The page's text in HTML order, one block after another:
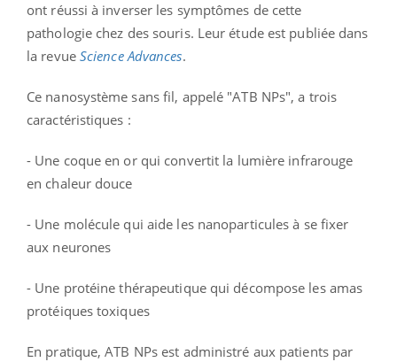
ont réussi à inverser les symptômes de cette
pathologie chez des souris. Leur étude est publiée dans
la revue Science Advances.
Ce nanosystème sans fil, appelé "ATB NPs", a trois
caractéristiques :
- Une coque en or qui convertit la lumière infrarouge
en chaleur douce
- Une molécule qui aide les nanoparticules à se fixer
aux neurones
- Une protéine thérapeutique qui décompose les amas
protéiques toxiques
En pratique, ATB NPs est administré aux patients par